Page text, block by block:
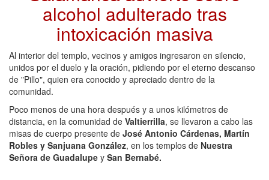
alcohol adulterado tras
intoxicación masiva
Al interior del templo, vecinos y amigos ingresaron en silencio,
unidos por el duelo y la oración, pidiendo por el eterno descanso
de "Pillo", quien era conocido y apreciado dentro de la
comunidad.
Poco menos de una hora después y a unos kilómetros de
distancia, en la comunidad de Valtierrilla, se llevaron a cabo las
misas de cuerpo presente de José Antonio Cárdenas, Martín
Robles y Sanjuana González, en los templos de Nuestra
Señora de Guadalupe y San Bernabé.